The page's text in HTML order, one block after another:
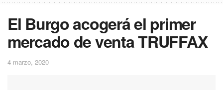
El Burgo acogerá el primer
mercado de venta TRUFFAX
4 marzo, 2020